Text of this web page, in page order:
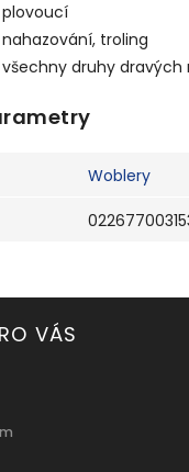
plovoucí
nahazování, troling
všechny druhy dravých
Woblery
VÁS